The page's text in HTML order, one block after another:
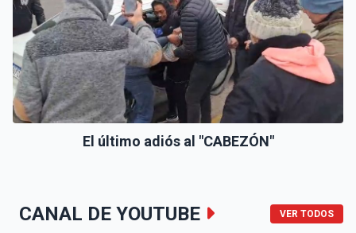
El último adiós al "CABEZÓN"
CANAL DE YOUTUBE VER TODOS